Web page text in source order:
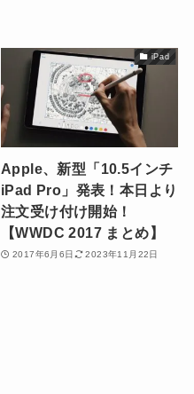
iPad
Apple、新型「10.5インチ
iPad Pro」発表！本日より
注文受け付け開始！
【WWDC 2017 まとめ】
2017年6月6日 2023年11月22日